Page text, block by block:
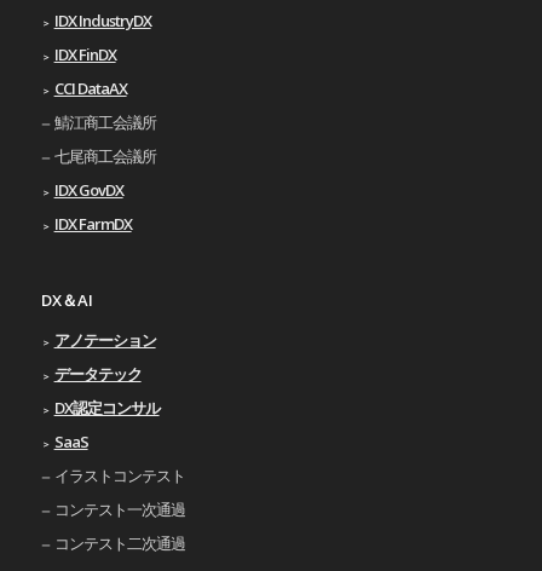
IDX IndustryDX
IDX FinDX
CCI DataAX
鯖江商工会議所
七尾商工会議所
IDX GovDX
IDX FarmDX
DX＆AI
アノテーション
データテック
DX認定コンサル
SaaS
イラストコンテスト
コンテスト一次通過
コンテスト二次通過